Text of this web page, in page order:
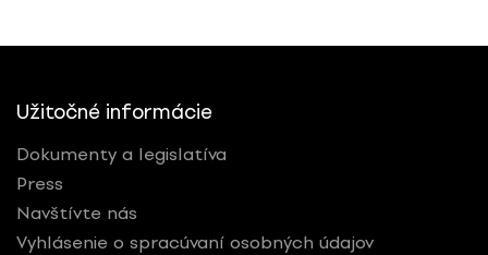
Užitočné informácie
Dokumenty a legislatíva
Press
Navštívte nás
Vyhlásenie o spracúvaní osobných údajov